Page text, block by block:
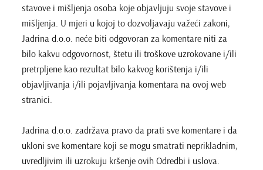
stavove i mišljenja osoba koje objavljuju svoje stavove i
mišljenja. U mjeri u kojoj to dozvoljavaju važeći zakoni,
Jadrina d.o.o. neće biti odgovoran za komentare niti za
bilo kakvu odgovornost, štetu ili troškove uzrokovane i/ili
pretrpljene kao rezultat bilo kakvog korištenja i/ili
objavljivanja i/ili pojavljivanja komentara na ovoj web
stranici.
Jadrina d.o.o. zadržava pravo da prati sve komentare i da
ukloni sve komentare koji se mogu smatrati neprikladnim,
uvredljivim ili uzrokuju kršenje ovih Odredbi i uslova.